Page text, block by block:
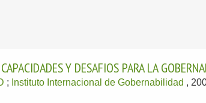
Y DESAFIOS PARA LA
; Instituto Internacional de Gobernabilidad ,